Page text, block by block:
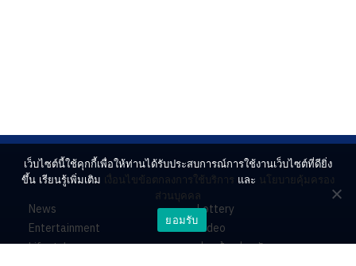
News
Entertainment
Lifestyle
Lottery
Video
ร่วมด้วยช่วยกัน
เว็บไซต์นี้ใช้คุกกี้เพื่อให้ท่านได้รับประสบการณ์การใช้งานเว็บไซต์ที่ดียิ่ง
ขึ้น เรียนรู้เพิ่มเติม เงื่อนไขข้อตกลงการใช้บริการ และ นโยบายคุ้มครอง
ส่วนบุคคล
ยอมรับ